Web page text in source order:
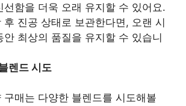
선함을 더욱 오래 유지할 수 있어요.
후 진공 상태로 보관한다면, 오랜 시
안 최상의 품질을 유지할 수 있습니
렌드 시도
구매는 다양한 블렌드를 시도해볼